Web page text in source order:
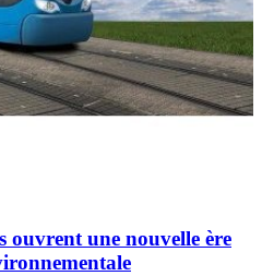
ouvrent une nouvelle ère